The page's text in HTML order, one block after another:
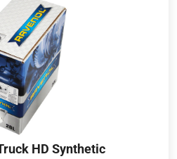
HD Synthetic